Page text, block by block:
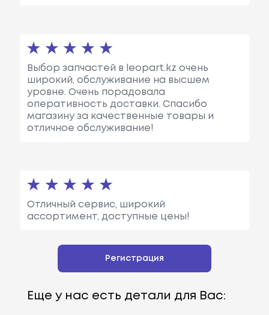
Выбор запчастей в leopart.kz очень
широкий, обслуживание на высшем
уровне. Очень порадовала
оперативность доставки. Спасибо
магазину за качественные товары и
отличное обслуживание!
Отличный сервис, широкий
ассортимент, доступные цены!
Регистрация
Еще у нас есть детали для Вас: